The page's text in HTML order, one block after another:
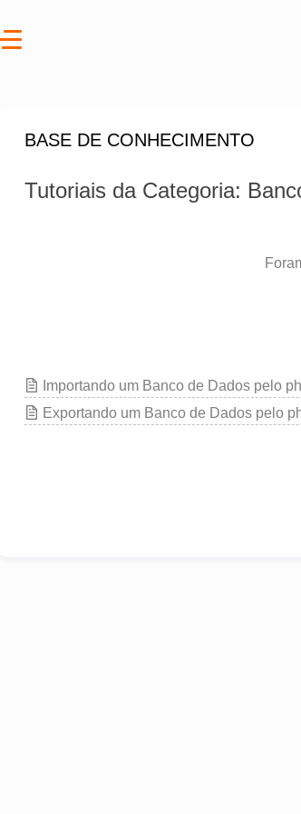
BASE DE CONHECIMENTO
Tutoriais da Categoria:
Importando um Banco de Dados pelo
Exportando um Banco de Dados pelo